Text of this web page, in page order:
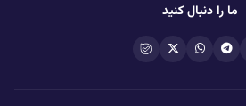
ما را دنبال کنید